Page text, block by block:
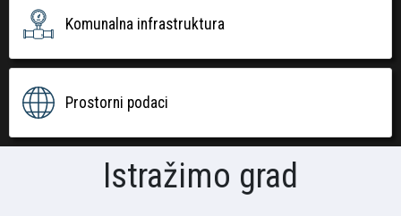
Komunalna infrastruktura
Prostorni podaci
Istražimo grad